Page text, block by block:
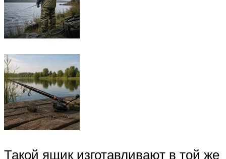
Такой ящик изготавливают в той же